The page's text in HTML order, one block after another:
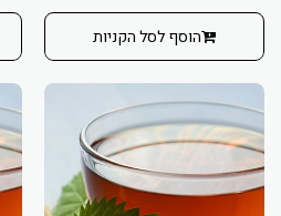
הוסף לסל הקניות